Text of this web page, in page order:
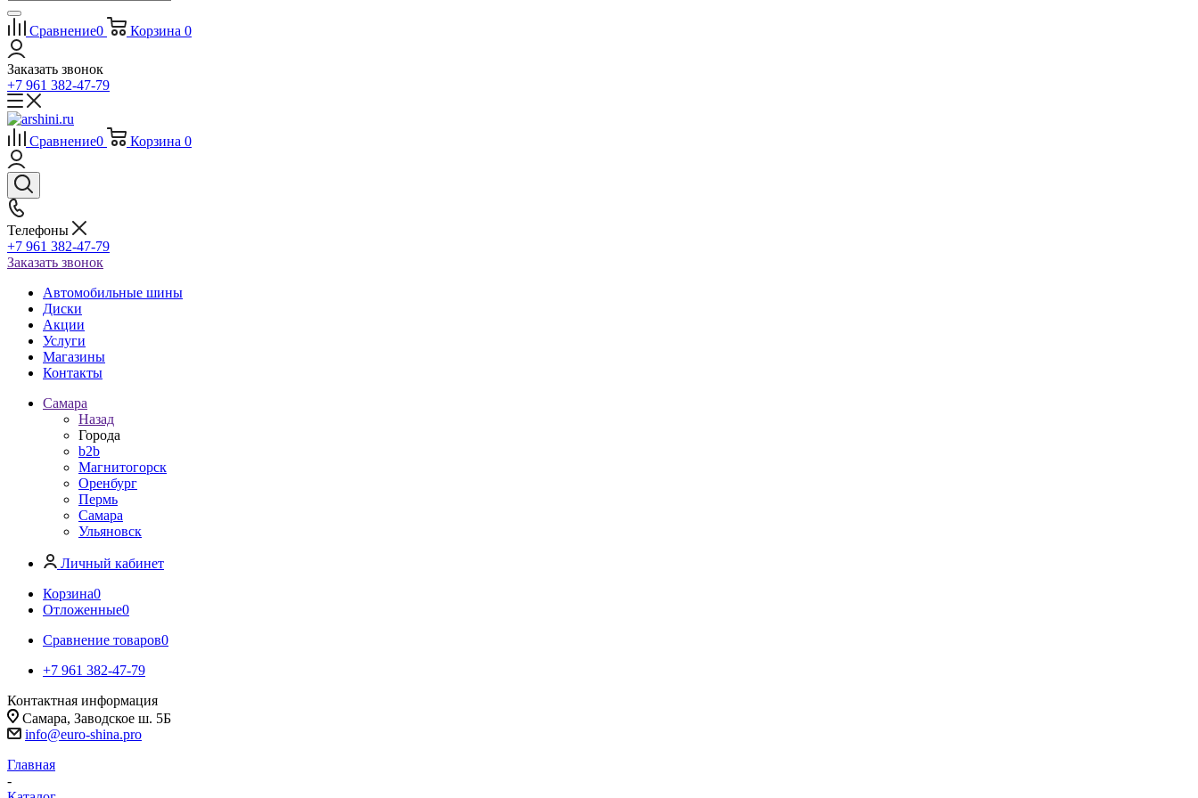
Сравнение0 Корзина 0
Заказать звонок
+7 961 382-47-79
Сравнение0 Корзина 0
Телефоны
+7 961 382-47-79
Заказать звонок
Автомобильные шины
Диски
Акции
Услуги
Магазины
Контакты
Самара
Назад
Города
b2b
Магнитогорск
Оренбург
Пермь
Самара
Ульяновск
Личный кабинет
Корзина0
Отложенные0
Сравнение товаров0
+7 961 382-47-79
Контактная информация
Самара, Заводское ш. 5Б
info@euro-shina.pro
Главная
-